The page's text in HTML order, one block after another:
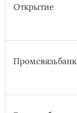
Открытие
Промсвязьбанк